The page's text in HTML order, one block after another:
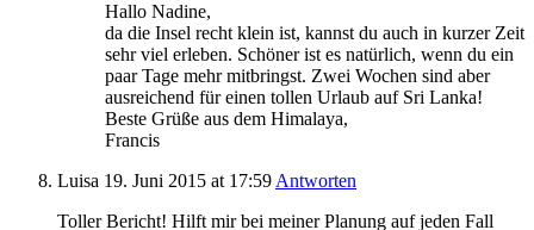
Hallo Nadine,
da die Insel recht klein ist, kannst du auch in kurzer Zeit
sehr viel erleben. Schöner ist es natürlich, wenn du ein
paar Tage mehr mitbringst. Zwei Wochen sind aber
ausreichend für einen tollen Urlaub auf Sri Lanka!
Beste Grüße aus dem Himalaya,
Francis
Luisa 19. Juni 2015 at 17:59 Antworten
Toller Bericht! Hilft mir bei meiner Planung auf jeden Fall